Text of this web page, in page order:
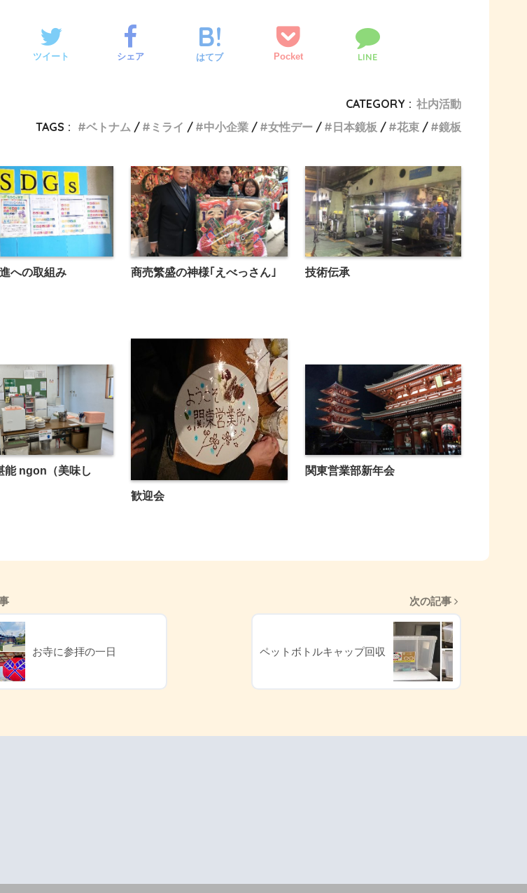
ツイート シェア はてブ Pocket LINE
CATEGORY : 社内活動
TAGS :
ベトナム ミライ 中小企業 女性デー 日本鏡板 花束 鏡板
への取組み 商売繁盛の神様｢えべっさん｣ 技術伝承
能 ngon（美味し
歓迎会
関東営業部新年会
お寺に参拝の一日
次の記事
ペットボトルキャップ回収